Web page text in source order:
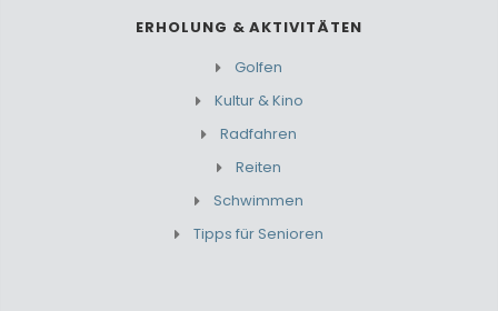
ERHOLUNG & AKTIVITÄTEN
Golfen
Kultur & Kino
Radfahren
Reiten
Schwimmen
Tipps für Senioren